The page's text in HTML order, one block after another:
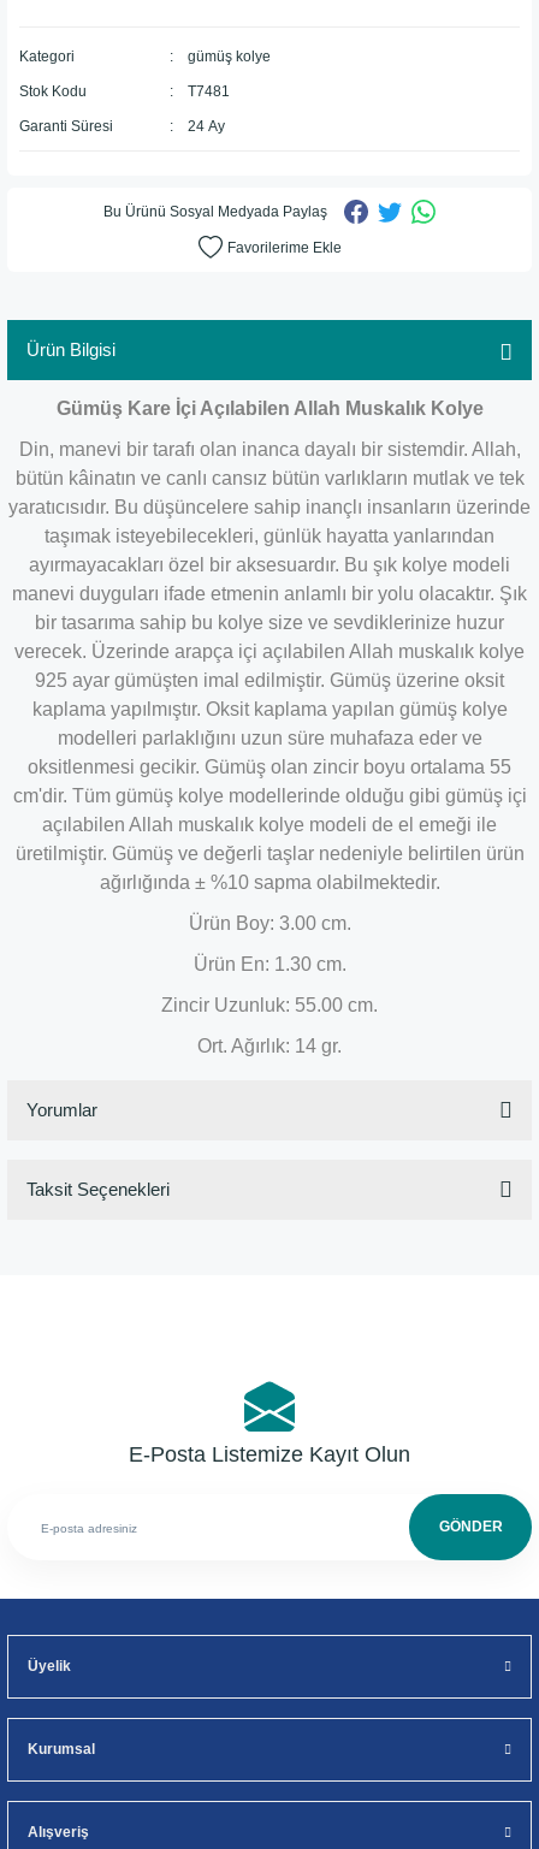
Kategori gümüş kolye
Stok Kodu T7481
Garanti Süresi 24 Ay
Bu Ürünü Sosyal Medyada Paylaş
Ürün Bilgisi
Gümüş Kare İçi Açılabilen Allah Muskalık Kolye
Din, manevi bir tarafı olan inanca dayalı bir sistemdir. Allah,
bütün kâinatın ve canlı cansız bütün varlıkların mutlak ve tek
yaratıcısıdır. Bu düşüncelere sahip inançlı insanların üzerinde
taşımak isteyebilecekleri, günlük hayatta yanlarından
ayırmayacakları özel bir aksesuardır. Bu şık kolye modeli
manevi duyguları ifade etmenin anlamlı bir yolu olacaktır. Şık
bir tasarıma sahip bu kolye size ve sevdiklerinize huzur
verecek. Üzerinde arapça içi açılabilen Allah muskalık kolye
925 ayar gümüşten imal edilmiştir. Gümüş üzerine oksit
kaplama yapılmıştır. Oksit kaplama yapılan gümüş kolye
modelleri parlaklığını uzun süre muhafaza eder ve
oksitlenmesi gecikir. Gümüş olan zincir boyu ortalama 55
cm'dir. Tüm gümüş kolye modellerinde olduğu gibi gümüş içi
açılabilen Allah muskalık kolye modeli de el emeği ile
üretilmiştir. Gümüş ve değerli taşlar nedeniyle belirtilen ürün
ağırlığında ± %10 sapma olabilmektedir.
Ürün Boy: 3.00 cm.
Ürün En: 1.30 cm.
Zincir Uzunluk: 55.00 cm.
Ort. Ağırlık: 14 gr.
Yorumlar
Taksit Seçenekleri
E-Posta Listemize Kayıt Olun
GÖNDER
Üyelik
Kurumsal
Alışveriş